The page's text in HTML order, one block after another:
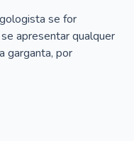
se for
apresentar qualquer
garganta, por